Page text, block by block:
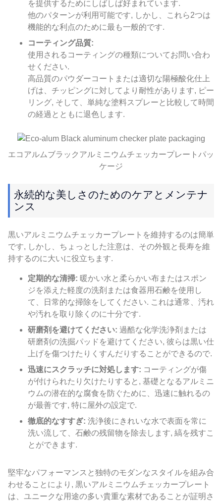
を提供するためにしばしば好まれています.
他のパターンが利用可能です, しかし、これら2つは
機能的な利点のために最も一般的です.
コーティング品質:
使用されるコーティングの種類についてお問い合わ
せください.
高品質のパウダーコートまたは適切な陽極酸化仕上
げは、チッピングに対してより耐性があります, ピー
リング, そして、単純な塗料スプレーと比較して時間
の経過とともに退色します.
エコアルムブラックアルミニウムチェッカープレートパッ
ケージ
永続的な美しさのためのケアとメンテナ
ンス
黒いアルミニウムチェッカープレートを維持するのは簡単
です, しかし、ちょっとした注意は、その外観と長寿を維
持するのに大いに役立ちます.
定期的な清掃: 暖かい水と柔らかい布またはスポン
ジを添えた軽度の洗剤または食器用石鹸を使用し
て、日常的な掃除をしてください. これは通常、汚れ
や汚れを取り除くのに十分です.
研磨剤を避けてください: 過酷な化学洗浄剤または
研磨剤の洗掘パッドを避けてください, 彼らは黒い仕
上げを傷つけたりくすんだりすることができるので.
迅速にスクラッチに対処します: コーティングが傷
が付けられたり欠けたりすると, 基礎となるアルミニ
ウムの潜在的な腐食を防ぐために、迅速に触れるの
が最善です, 特に屋外の設定で.
徹底的なすすぎ: 洗浄後にきれいな水で表面を常に
洗い流して、石鹸の残留物を除去します, 縞を残すこ
とができます.
堅牢なパフォーマンスと独特のモダンなスタイルを組み合
わせることにより, 黒いアルミニウムチェッカープレート
は、ユニークな用途の多い貴重な素材であることが証明さ